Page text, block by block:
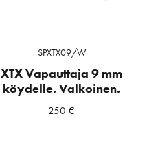
SPXTX09/W
XTX Vapauttaja 9 mm
köydelle. Valkoinen.
250€